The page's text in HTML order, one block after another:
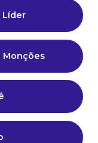
Líder
Monções